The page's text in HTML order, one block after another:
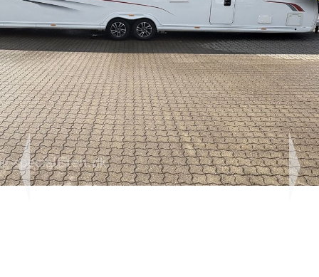
Previous Next